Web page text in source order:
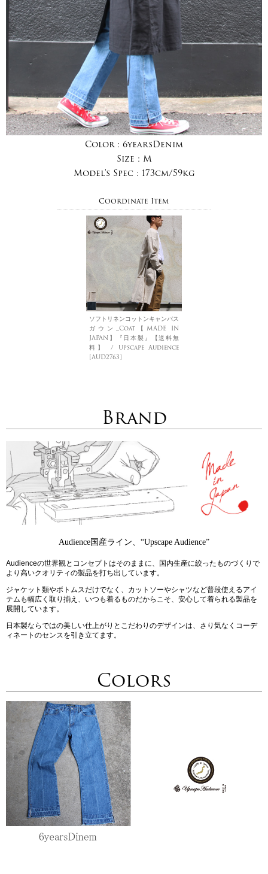
Color : 6yearsDenim
Size : M
Model's Spec : 173cm/59kg
Coordinate Item
ソフトリネンコットンキャンバス
ガウン_Coat【MADE IN
JAPAN】『日本製』【送料無
料】 / Upscape Audience
[AUD2763]
Brand
Audience国産ライン、“Upscape Audience”
Audienceの世界観とコンセプトはそのままに、国内生産に絞ったものづくりで
より高いクオリティの製品を打ち出しています。
ジャケット類やボトムスだけでなく、カットソーやシャツなど普段使えるアイ
テムも幅広く取り揃え、いつも着るものだからこそ、安心して着られる製品を
展開しています。
日本製ならではの美しい仕上がりとこだわりのデザインは、さり気なくコーデ
ィネートのセンスを引き立てます。
Colors